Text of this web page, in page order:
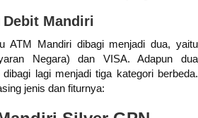
Mandiri
ATM Mandiri dibagi menjadi dua, yaitu
Negara) dan VISA. Adapun dua
lagi menjadi tiga kategori berbeda.
jenis dan fiturnya: